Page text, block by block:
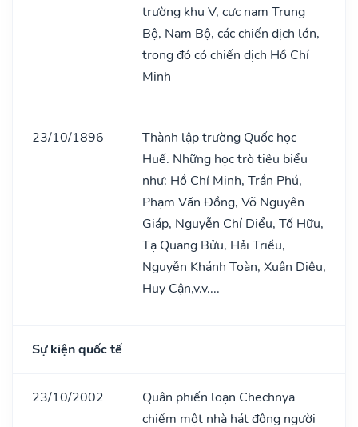
trường khu V, cực nam Trung
Bộ, Nam Bộ, các chiến dịch lớn,
trong đó có chiến dịch Hồ Chí
Minh
23/10/1896
Thành lập trường Quốc học
Huế. Những học trò tiêu biểu
như: Hồ Chí Minh, Trần Phú,
Phạm Văn Đồng, Võ Nguyên
Giáp, Nguyễn Chí Diểu, Tố Hữu,
Tạ Quang Bửu, Hải Triều,
Nguyễn Khánh Toàn, Xuân Diệu,
Huy Cận,v.v....
Sự kiện quốc tế
23/10/2002
Quân phiến loạn Chechnya
chiếm một nhà hát đông người